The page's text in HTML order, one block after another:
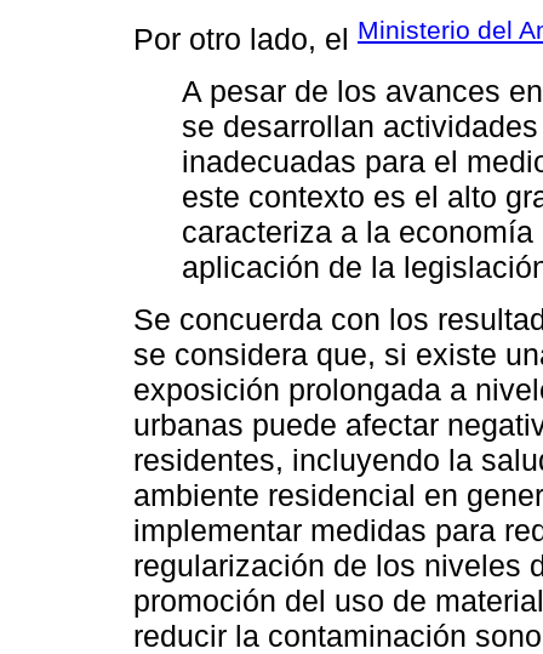
Por otro lado, el Ministerio del
A pesar de los avances
se desarrollan
inadecuadas para el
este contexto es el alto
caracteriza a la
aplicación de la
Se concuerda con los
se considera que, si existe
exposición prolongada a
urbanas puede afectar
residentes, incluyendo la
ambiente residencial en
implementar medidas para
regularización de los niveles
promoción del uso de
reducir la contaminación